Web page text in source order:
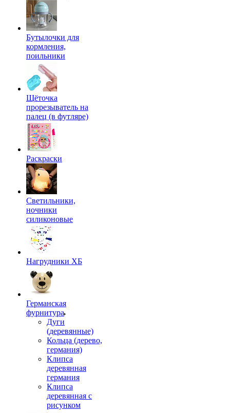
Бутылочки для
кормления,
поильники
Щёточка
прорезыватель на
палец (в футляре)
Раскраски
Светильники,
ночники
силиконовые
Нагрудники ХБ
Германская
фурнитура
Дуги
(деревянные)
Кольца (дерево,
германия)
Клипса
деревянная
германия
Клипса
деревянная с
рисунком